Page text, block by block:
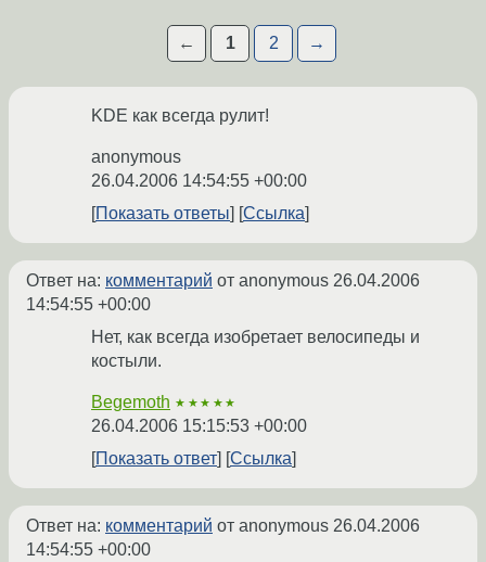
← 1 2 →
KDE как всегда рулит!
anonymous
26.04.2006 14:54:55 +00:00
Показать ответы
Ссылка
Ответ на: комментарий от anonymous 26.04.2006
14:54:55 +00:00
Нет, как всегда изобретает велосипеды и
костыли.
Begemoth ★★★★★
26.04.2006 15:15:53 +00:00
Показать ответ
Ссылка
Ответ на: комментарий от anonymous 26.04.2006
14:54:55 +00:00